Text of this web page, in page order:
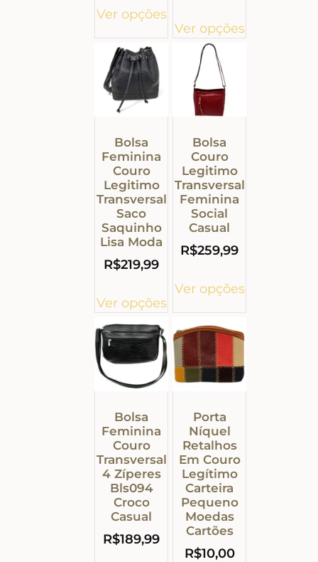
Ver opções
Ver opções
Bolsa
Feminina
Couro
Legitimo
Transversal
Saco
Saquinho
Lisa Moda
R$219,99
Ver opções
Bolsa
Couro
Legitimo
Transversal
Feminina
Social
Casual
R$259,99
Ver opções
Bolsa
Feminina
Couro
Transversal
4 Zíperes
Bls094
Croco
Casual
R$189,99
Porta
Níquel
Retalhos
Em Couro
Legítimo
Carteira
Pequeno
Moedas
Cartões
R$10,00